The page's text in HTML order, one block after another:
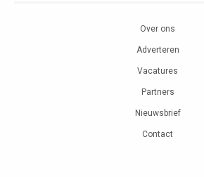
Over ons
Adverteren
Vacatures
Partners
Nieuwsbrief
Contact